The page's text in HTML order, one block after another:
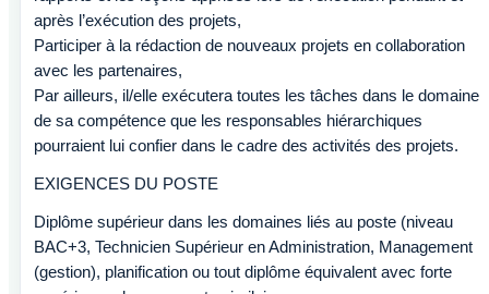
après l’exécution des projets,
Participer à la rédaction de nouveaux projets en collaboration
avec les partenaires,
Par ailleurs, il/elle exécutera toutes les tâches dans le domaine
de sa compétence que les responsables hiérarchiques
pourraient lui confier dans le cadre des activités des projets.
EXIGENCES DU POSTE
Diplôme supérieur dans les domaines liés au poste (niveau
BAC+3, Technicien Supérieur en Administration, Management
(gestion), planification ou tout diplôme équivalent avec forte